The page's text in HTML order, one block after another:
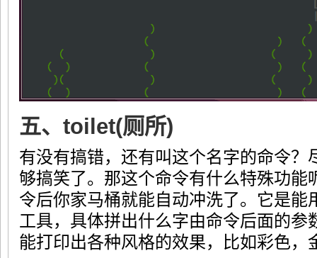
五、toilet(厕所)
有没有搞错，还有叫这个名字的命令？
够搞笑了。那这个命令有什么特殊功能
令后你家马桶就能自动冲洗了。它是能
工具，具体拼出什么字由命令后面的参
能打印出各种风格的效果，比如彩色，